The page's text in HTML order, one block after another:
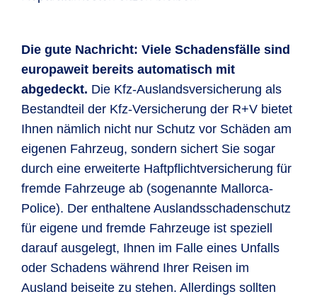
Die gute Nachricht: Viele Schadensfälle sind
europaweit bereits automatisch mit
abgedeckt. Die Kfz-Auslandsversicherung als
Bestandteil der Kfz-Versicherung der R+V bietet
Ihnen nämlich nicht nur Schutz vor Schäden am
eigenen Fahrzeug, sondern sichert Sie sogar
durch eine erweiterte Haftpflichtversicherung für
fremde Fahrzeuge ab (sogenannte Mallorca-
Police). Der enthaltene Auslandsschadenschutz
für eigene und fremde Fahrzeuge ist speziell
darauf ausgelegt, Ihnen im Falle eines Unfalls
oder Schadens während Ihrer Reisen im
Ausland beiseite zu stehen. Allerdings sollten